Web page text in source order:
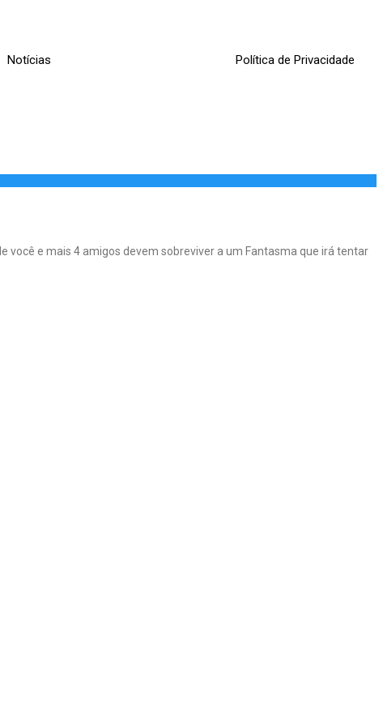
Notícias Política de Privacidade
você e mais 4 amigos devem sobreviver a um Fantasma que irá tentar